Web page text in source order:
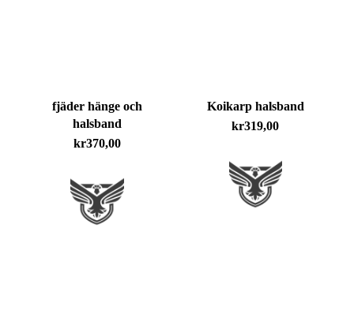
fjäder hänge och
halsband
kr370,00
Koikarp halsband
kr319,00